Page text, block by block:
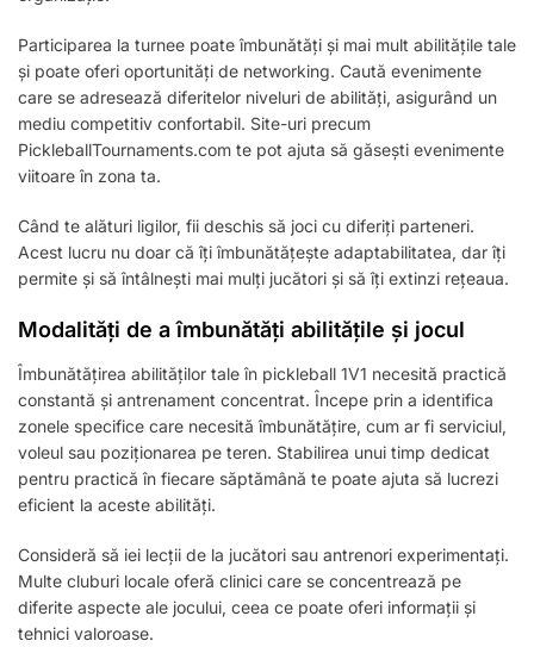
Participarea la turnee poate îmbunătăți și mai mult abilitățile tale
și poate oferi oportunități de networking. Caută evenimente
care se adresează diferitelor niveluri de abilități, asigurând un
mediu competitiv confortabil. Site-uri precum
PickleballTournaments.com te pot ajuta să găsești evenimente
viitoare în zona ta.
Când te alături ligilor, fii deschis să joci cu diferiți parteneri.
Acest lucru nu doar că îți îmbunătățește adaptabilitatea, dar îți
permite și să întâlnești mai mulți jucători și să îți extinzi rețeaua.
Modalități de a îmbunătăți abilitățile și jocul
Îmbunătățirea abilităților tale în pickleball 1V1 necesită practică
constantă și antrenament concentrat. Începe prin a identifica
zonele specifice care necesită îmbunătățire, cum ar fi serviciul,
voleul sau poziționarea pe teren. Stabilirea unui timp dedicat
pentru practică în fiecare săptămână te poate ajuta să lucrezi
eficient la aceste abilități.
Consideră să iei lecții de la jucători sau antrenori experimentați.
Multe cluburi locale oferă clinici care se concentrează pe
diferite aspecte ale jocului, ceea ce poate oferi informații și
tehnici valoroase.